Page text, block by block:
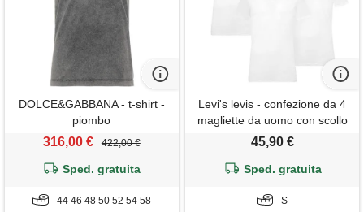
DOLCE&GABBANA - t-shirt -
piombo
316,00 € 422,00 €
Sped. gratuita
44 46 48 50 52 54 58
Levi's levis - confezione da 4
magliette da uomo con scollo
a v, 300 - bianco, s
45,90 €
Sped. gratuita
S